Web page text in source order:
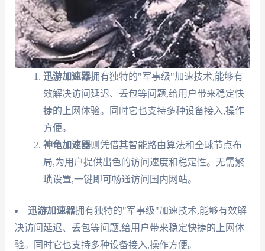
迅游加速器拥有独特的"军事级"加速技术,能够有
效解决访问延迟、丢包等问题,给用户带来稳定快
捷的上网体验。同时它也支持多种设备接入,操作
方便。
神龟加速器则凭借其智能路由算法和全球节点布
局,为用户提供出色的访问速度和稳定性。无需繁
琐设置,一键即可畅通访问国内网站。
迅游加速器拥有独特的"军事级"加速技术,能够有效解
决访问延迟、丢包等问题,给用户带来稳定快捷的上网体
验。同时它也支持多种设备接入,操作方便。